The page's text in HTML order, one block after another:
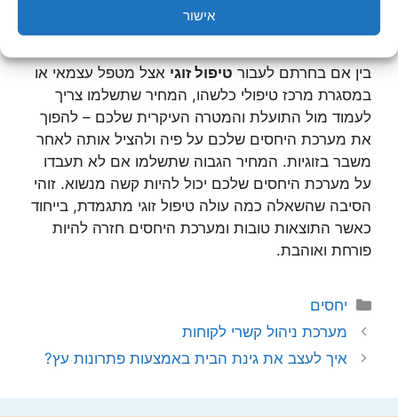
אישור
בין אם בחרתם לעבור טיפול זוגי אצל מטפל עצמאי או
במסגרת מרכז טיפולי כלשהו, המחיר שתשלמו צריך
לעמוד מול התועלת והמטרה העיקרית שלכם – להפוך
את מערכת היחסים שלכם על פיה ולהציל אותה לאחר
משבר בזוגיות. המחיר הגבוה שתשלמו אם לא תעבדו
על מערכת היחסים שלכם יכול להיות קשה מנשוא. זוהי
הסיבה שהשאלה כמה עולה טיפול זוגי מתגמדת, בייחוד
כאשר התוצאות טובות ומערכת היחסים חזרה להיות
פורחת ואוהבת.
קטגוריות
יחסים
מערכת ניהול קשרי לקוחות
איך לעצב את גינת הבית באמצעות פתרונות עץ?